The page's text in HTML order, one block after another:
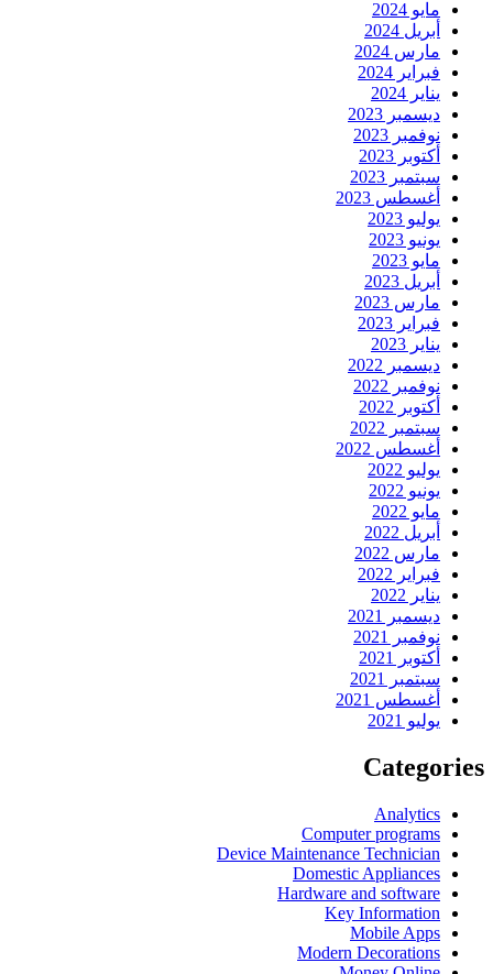
مايو 2024
أبريل 2024
مارس 2024
فبراير 2024
يناير 2024
ديسمبر 2023
نوفمبر 2023
أكتوبر 2023
سبتمبر 2023
أغسطس 2023
يوليو 2023
يونيو 2023
مايو 2023
أبريل 2023
مارس 2023
فبراير 2023
يناير 2023
ديسمبر 2022
نوفمبر 2022
أكتوبر 2022
سبتمبر 2022
أغسطس 2022
يوليو 2022
يونيو 2022
مايو 2022
أبريل 2022
مارس 2022
فبراير 2022
يناير 2022
ديسمبر 2021
نوفمبر 2021
أكتوبر 2021
سبتمبر 2021
أغسطس 2021
يوليو 2021
Categories
Analytics
Computer programs
Device Maintenance Technician
Domestic Appliances
Hardware and software
Key Information
Mobile Apps
Modern Decorations